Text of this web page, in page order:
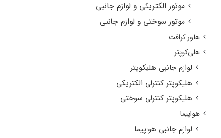
موتور الکتریکی و لوازم جانبی
موتور سوختی و لوازم جانبی
هاور کرافت
هلی‌کوپتر
لوازم جانبی هلیکوپتر
هلیکوپتر کنترلی الکتریکی
هلیکوپتر کنترلی سوختی
هواپیما
لوازم جانبی هواپیما